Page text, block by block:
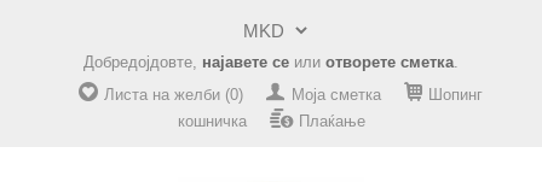
Добредојдовте, најавете се или отворете сметка.
Листа на желби (0)
Моја сметка
Шопинг
кошничка
Плаќање